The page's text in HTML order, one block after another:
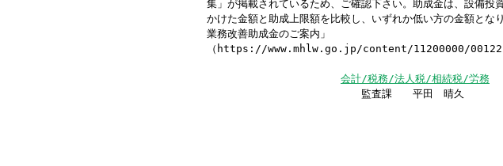
集」が掲載されているため、ご確認下さい。助成金は、設備投
かけた金額と助成上限額を比較し、いずれか低い方の金額とな
業務改善助成金のご案内」
（https://www.mhlw.go.jp/content/11200000/
会計/税務/法人税/相続税/労務
監査課 平田 晴久